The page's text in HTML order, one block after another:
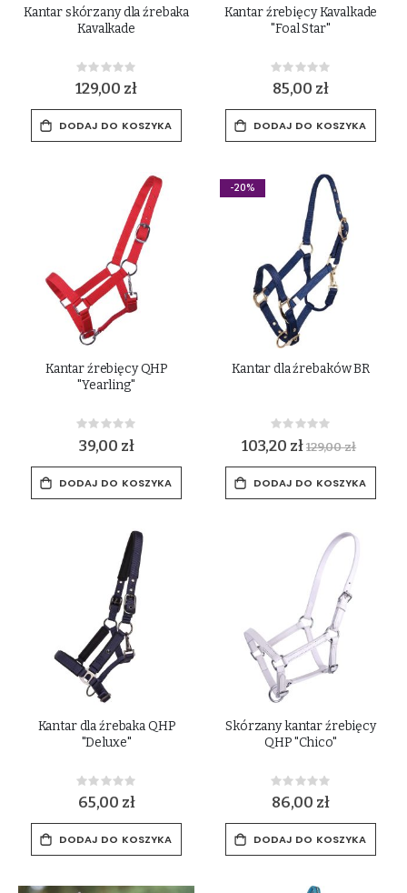
Kantar skórzany dla źrebaka
Kavalkade
Rating:
0%
129,00 zł
DODAJ DO KOSZYKA
Kantar źrebięcy Kavalkade
"Foal Star"
Rating:
0%
85,00 zł
DODAJ DO KOSZYKA
Kantar źrebięcy QHP
"Yearling"
Rating:
0%
39,00 zł
DODAJ DO KOSZYKA
-20%
Kantar dla źrebaków BR
Rating:
0%
103,20 zł129,00 zł
DODAJ DO KOSZYKA
Kantar dla źrebaka QHP
"Deluxe"
Rating:
0%
65,00 zł
DODAJ DO KOSZYKA
Skórzany kantar źrebięcy
QHP "Chico"
Rating:
0%
86,00 zł
DODAJ DO KOSZYKA